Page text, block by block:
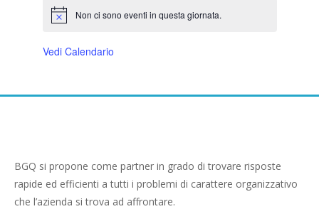
eventi,
Notice Non ci sono eventi in questa giornata.
Vedi Calendario
BGQ si propone come partner in grado di trovare risposte
rapide ed efficienti a tutti i problemi di carattere organizzativo
che l’azienda si trova ad affrontare.